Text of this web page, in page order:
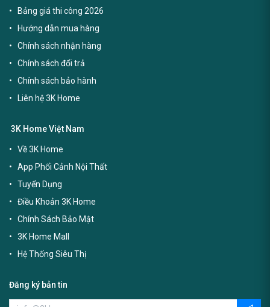
Bảng giá thi công 2026
Hướng dẫn mua hàng
Chính sách nhận hàng
Chính sách đổi trả
Chính sách bảo hành
Liên hệ 3K Home
3K Home Việt Nam
Về 3K Home
App Phối Cảnh Nội Thất
Tuyển Dụng
Điều Khoản 3K Home
Chính Sách Bảo Mật
3K Home Mall
Hệ Thống Siêu Thị
Đăng ký bản tin